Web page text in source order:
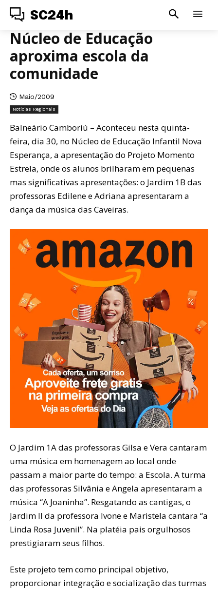
SC24h
Núcleo de Educação
aproxima escola da
comunidade
Maio/2009
Notícias Regionais
Balneário Camboriú – Aconteceu nesta quinta-
feira, dia 30, no Núcleo de Educação Infantil Nova
Esperança, a apresentação do Projeto Momento
Estrela, onde os alunos brilharam em pequenas
mas significativas apresentações: o Jardim 1B das
professoras Edilene e Adriana apresentaram a
dança da música das Caveiras.
O Jardim 1A das professoras Gilsa e Vera cantaram
uma música em homenagem ao local onde
passam a maior parte do tempo: a Escola. A turma
das professoras Silvânia e Angela apresentaram a
música “A Joaninha”. Resgatando as cantigas, o
Jardim II da professora Ivone e Maristela cantara “a
Linda Rosa Juvenil”. Na platéia pais orgulhosos
prestigiaram seus filhos.
Este projeto tem como principal objetivo,
proporcionar integração e socialização das turmas